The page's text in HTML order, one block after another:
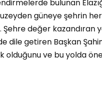
bulunan
güneye şehrin
değer kazandıran
dile getiren Başkan
olduğunu ve bu yolda